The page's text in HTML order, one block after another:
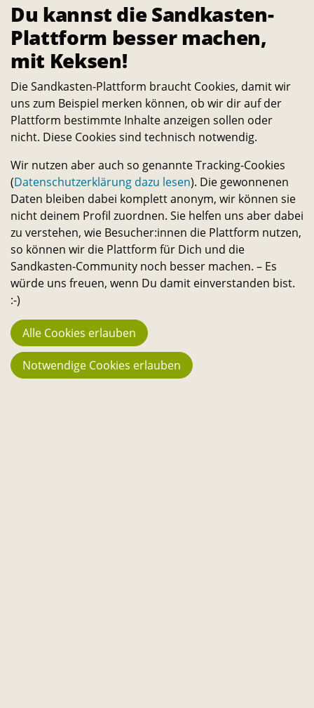
Über
Die Sandkasten-Plattform ist für alle, die ein Interesse
daran haben, das Leben auf dem Campus und in der
Stadt noch lebenswerter und nachhaltiger zu machen.
Alle Studierenden, Mitarbeitenden und
Wissenschaftler:innen können Ideen dazu einreichen
und selbst verwirklichen. – Ein Angebot des
Transferservice.
Bleib in Kontakt
E-
Mail-
Link
Telefon-
Link
Instagram-
Link
Threads-
Link
Messenger-
Apps-
Link
YouTube-
Link
Facebook-
Link
Statistik
944
Macher:innen
23.742
Fans
Du kannst die Sandkasten-
Plattform besser machen,
mit Keksen!
Die Sandkasten-Plattform braucht Cookies, damit wir
uns zum Beispiel merken können, ob wir dir auf der
Plattform bestimmte Inhalte anzeigen sollen oder
nicht. Diese Cookies sind technisch notwendig.
Wir nutzen aber auch so genannte Tracking-Cookies
(Datenschutzerklärung dazu lesen). Die gewonnenen
Daten bleiben dabei komplett anonym, wir können sie
nicht deinem Profil zuordnen. Sie helfen uns aber dabei
zu verstehen, wie Besucher:innen die Plattform nutzen,
so können wir die Plattform für Dich und die
Sandkasten-Community noch besser machen. – Es
würde uns freuen, wenn Du damit einverstanden bist.
:-)
Alle Cookies erlauben
Notwendige Cookies erlauben